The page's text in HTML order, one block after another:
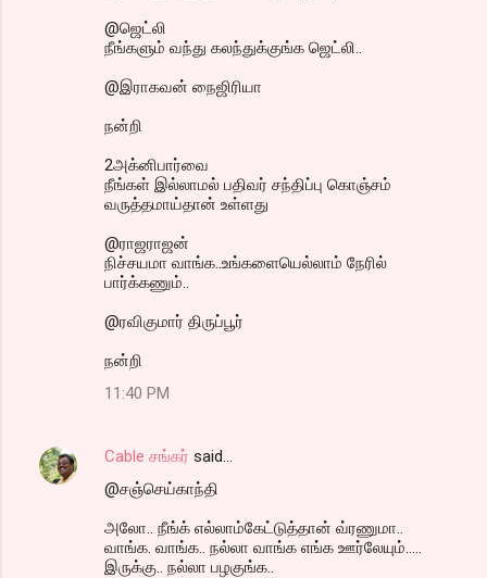
@ஜெட்லி
நீங்களும் வந்து கலந்துக்குங்க ஜெட்லி..
@இராகவன் நைஜிரியா
நன்றி
2அக்னிபார்வை
நீங்கள் இல்லாமல் பதிவர் சந்திப்பு கொஞ்சம்
வருத்தமாய்தான் உள்ளது
@ராஜராஜன்
நிச்சயமா வாங்க..உங்களையெல்லாம் நேரில்
பார்க்கணும்..
@ரவிகுமார் திருப்பூர்
நன்றி
11:40 PM
Cable சங்கர் said…
@சஞ்செய்காந்தி
அலோ.. நீங்க் எல்லாம்கேட்டுத்தான் வ்ரணுமா..
வாங்க. வாங்க.. நல்லா வாங்க எங்க ஊர்லேயும்.....
இருக்கு.. நல்லா பழகுங்க..